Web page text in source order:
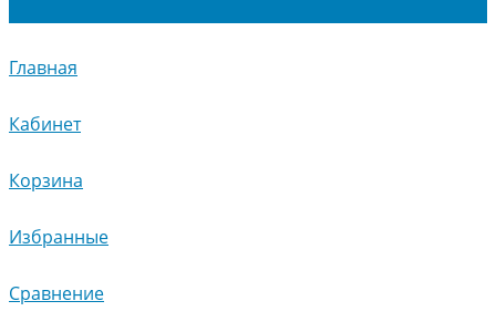
Главная
Кабинет
Корзина
Избранные
Сравнение